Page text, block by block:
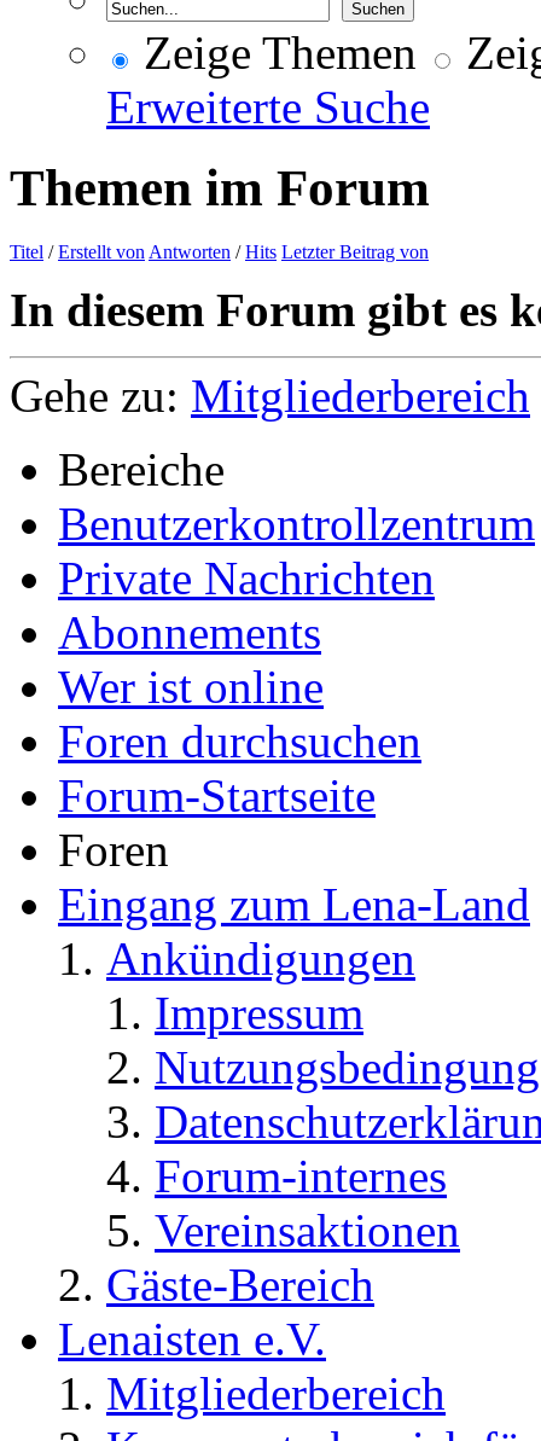
Zeige Themen
Erweiterte Suche
Themen im Forum
Titel /Erstellt von Antworten /Hits Letzter Beitrag von
In diesem Forum gibt es
Gehe zu: Mitgliederbereich
Bereiche
Benutzerkontrollzentrum
Private Nachrichten
Abonnements
Wer ist online
Foren durchsuchen
Forum-Startseite
Foren
Eingang zum Lena-Land
Ankündigungen
Impressum
Forum-internes
Vereinsaktionen
Gäste-Bereich
Lenaisten e.V.
Mitgliederbereich